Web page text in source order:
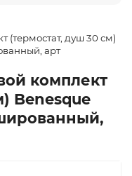
(термостат, душ 30 см)
арт
комплект
Benesque